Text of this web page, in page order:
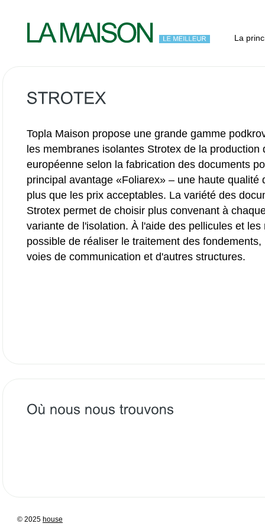
La
Topla Maison propose une grande gamme
les membranes isolantes Strotex de la
européenne selon la fabrication des documents
principal avantage «Foliarex» – une haute qualité
plus que les prix acceptables. La variété des
Strotex permet de choisir plus convenant à
variante de l'isolation. À l'aide des pellicules et
possible de réaliser le traitement des
voies de communication et d'autres structures.
© 2025 house